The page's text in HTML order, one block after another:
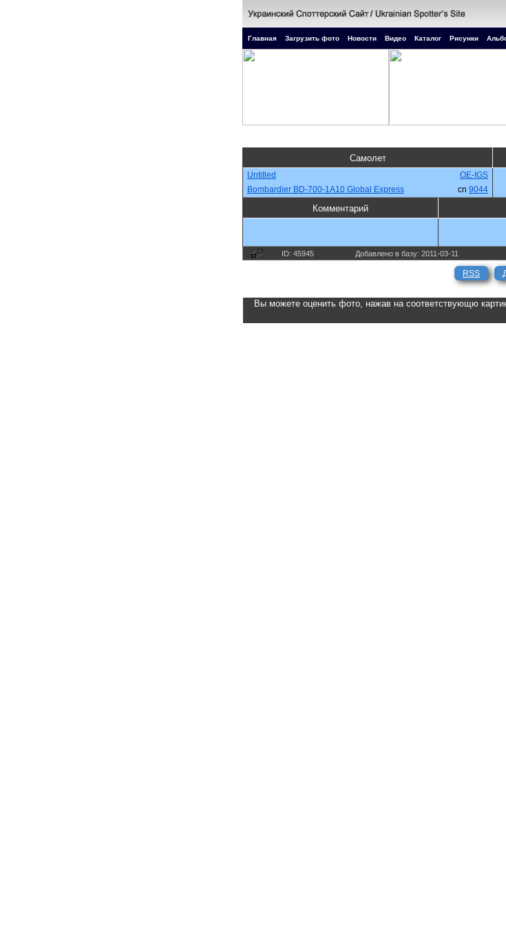
Главная Загрузить фото Новости Видео Каталог Рисунки
Самолет
Untitled OE-IGS
Bombardier BD-700-1A10 Global Express
cn 9044
Комментарий
ID: 45945 Добавлено в базу: 2011-03-11
RSS
Вы можете оценить фото, нажав на соответствующю